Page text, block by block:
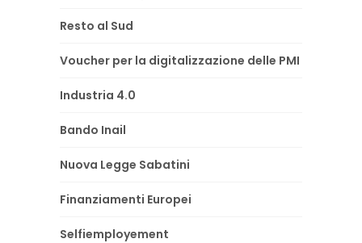
Resto al Sud
Voucher per la digitalizzazione delle PMI
Industria 4.0
Bando Inail
Nuova Legge Sabatini
Finanziamenti Europei
Selfiemployement